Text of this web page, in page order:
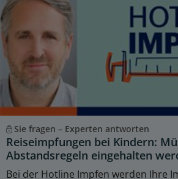
Sie fragen – Experten antworten
Reiseimpfungen bei Kindern:
Abstandsregeln eingehalten
Bei der Hotline Impfen werden Ihre